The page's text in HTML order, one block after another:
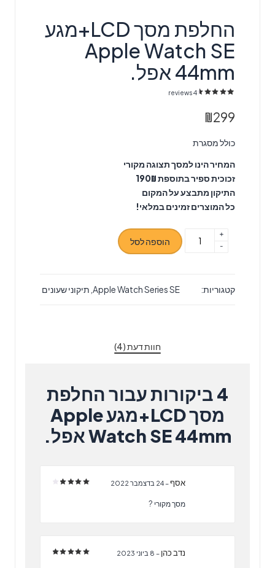
החלפת מסך LCD+מגע
Apple Watch SE
44mm אפל.
4
reviews
₪299
כולל מסגרת
המחיר הינו למסך תצוגה מקורי
זכוכית ספיר בתוספת 190₪
התיקון מתבצע על המקום
כל המוצרים זמינים במלאי!
LCD+מגע
-
+
הוספה לסל
קטגוריות: Apple Watch Series SE תיקוני שעונים
חוות דעת (4)
4 ביקורות עבור
החלפת
מסך LCD+מגע Apple
Watch SE 44mm אפל.
אסף–24 בדצמבר 2022
מסך מקורי ?
נדב כהן – 8 ביוני 2023